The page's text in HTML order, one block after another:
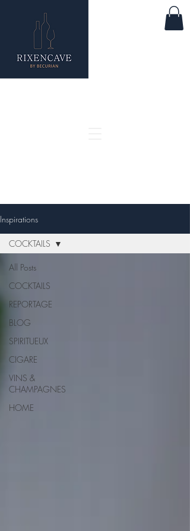
Inspirations
All Posts
COCKTAILS
REPORTAGE
BLOG
SPIRITUEUX
CIGARE
VINS &
CHAMPAGNES
HOME
COCKTAILS